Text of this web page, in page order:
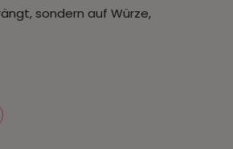
sondern auf Würze,